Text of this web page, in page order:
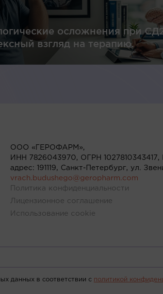
осложнения при
взгляд на терапию.
ООО «ГЕРОФАРМ»,
ИНН 7826043970, ОГРН 1027810343417,
адрес: 191119, Санкт-Петербург, ул.
vrach.budushego@geropharm.com
Политика конфиденциальности
Лицензионное соглашение
Использование cookie
данных в соответствии c политикой